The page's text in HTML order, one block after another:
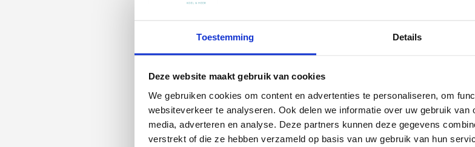
Toestemming Details
Deze website maakt gebruik van cookies
We gebruiken cookies om content en advertenties te personaliseren, om
websiteverkeer te analyseren. Ook delen we informatie over uw gebruik
media, adverteren en analyse. Deze partners kunnen deze gegevens
verstrekt of die ze hebben verzameld op basis van uw gebruik van hun
Vriescel